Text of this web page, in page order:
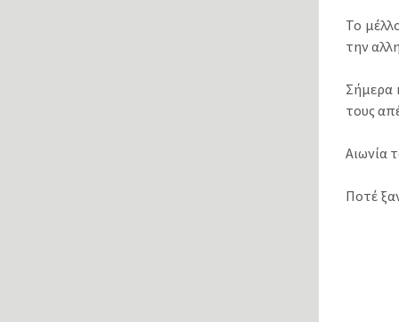
Το
την
Σήμερα
τους
Αιωνία
Ποτέ